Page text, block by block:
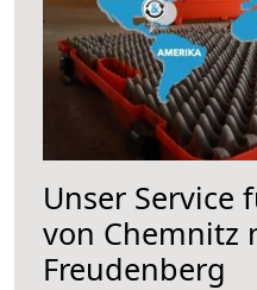
Unser Service
von Chemnitz
Freudenberg